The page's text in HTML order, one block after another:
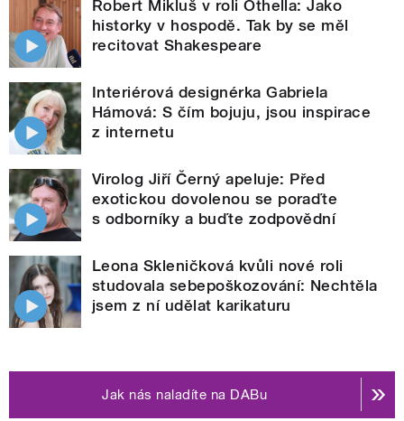
Robert Mikluš v roli Othella: Jako
historky v hospodě. Tak by se měl
recitovat Shakespeare
Interiérová designérka Gabriela
Hámová: S čím bojuju, jsou inspirace
z internetu
Virolog Jiří Černý apeluje: Před
exotickou dovolenou se poraďte
s odborníky a buďte zodpovědní
Leona Skleničková kvůli nové roli
studovala sebepoškozování: Nechtěla
jsem z ní udělat karikaturu
Jak nás naladíte na DABu